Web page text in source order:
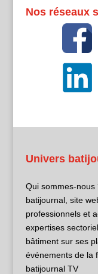
Nos réseaux
Univers
Qui sommes-nous
batijournal, site
professionnels et
expertises
bâtiment sur ses
événements de la
batijournal TV